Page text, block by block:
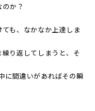
か？
も、なかなか上達しま
り返してしまうと、そ
に間違いがあればその瞬